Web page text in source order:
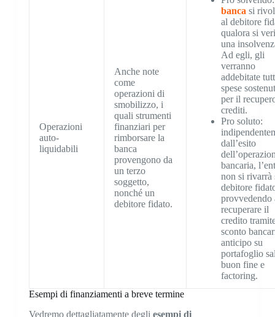
Operazioni
auto-
liquidabili
Anche note
come
operazioni di
smobilizzo, i
quali strumenti
finanziari per
rimborsare la
banca
provengono da
un terzo
soggetto,
nonché un
debitore fidato.
banca si
al debitore
qualora si
una
Ad egli, gli
verranno
addebitate
spese
per il
crediti.
Pro soluto:
dall’esito
bancaria,
non si rivarrà
debitore
provvedendo
recuperare il
credito
sconto
anticipo su
portafoglio
buon fine e
factoring.
Esempi di finanziamenti a breve termine
Vedremo dettagliatamente degli esempi di